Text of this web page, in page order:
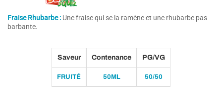
Fraise Rhubarbe : Une fraise qui se la ramène et une rhubarbe pas
barbante.
Saveur
FRUITÉ
Contenance
50ML
PG/VG
50/50